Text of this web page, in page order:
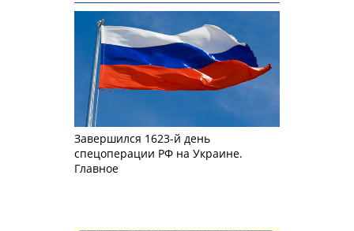
Завершился 1623-й день
спецоперации РФ на Украине.
Главное